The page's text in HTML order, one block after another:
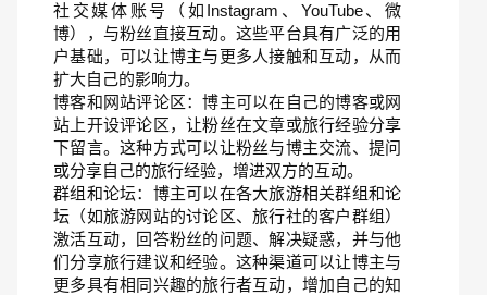
社交媒体账号（如Instagram、YouTube、微
博），与粉丝直接互动。这些平台具有广泛的用
户基础，可以让博主与更多人接触和互动，从而
扩大自己的影响力。
博客和网站评论区：博主可以在自己的博客或网
站上开设评论区，让粉丝在文章或旅行经验分享
下留言。这种方式可以让粉丝与博主交流、提问
或分享自己的旅行经验，增进双方的互动。
群组和论坛：博主可以在各大旅游相关群组和论
坛（如旅游网站的讨论区、旅行社的客户群组）
激活互动，回答粉丝的问题、解决疑惑，并与他
们分享旅行建议和经验。这种渠道可以让博主与
更多具有相同兴趣的旅行者互动，增加自己的知